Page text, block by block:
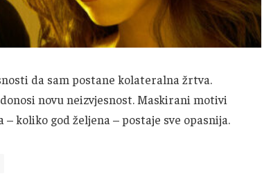
da sam postane kolateralna žrtva.
novu neizvjesnost. Maskirani motivi
koliko god željena – postaje sve opasnija.